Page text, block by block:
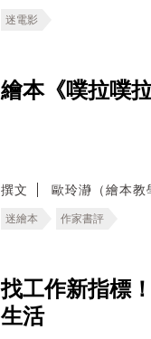
迷電影
繪本《噗拉噗
撰文 歐玲瀞（繪本教
迷繪本 作家書評
找工作新指標
生活